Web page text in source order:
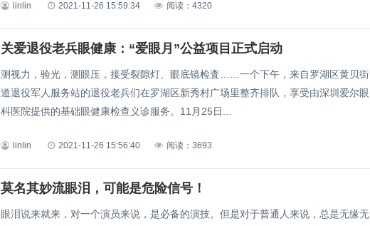
linlin 2021-11-26 15:59:34 阅读：4320
关爱退役老兵眼健康：“爱眼月”公益项目正式启动
测视力，验光，测眼压，接受裂隙灯、眼底镜检査……一个下午，来自罗湖区黄贝街
道退役军人服务站的退役老兵们在罗湖区新秀村广场里整齐排队，享受由深圳爱尔眼
科医院提供的基础眼健康检查义诊服务。11月25日...
linlin 2021-11-26 15:56:40 阅读：3693
莫名其妙流眼泪，可能是危险信号！
眼泪说来就来，对一个演员来说，是必备的演技。但是对于普通人来说，总是无缘无